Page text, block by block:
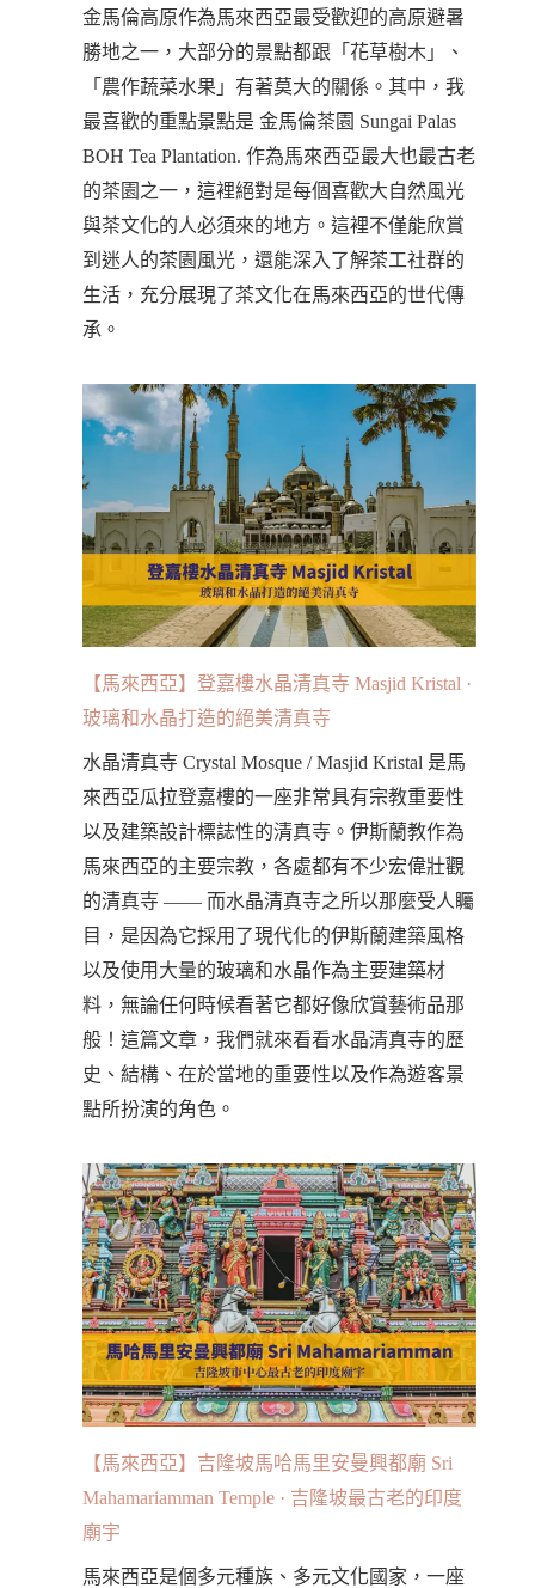
金馬倫高原作為馬來西亞最受歡迎的高原避暑
勝地之一，大部分的景點都跟「花草樹木」、
「農作蔬菜水果」有著莫大的關係。其中，我
最喜歡的重點景點是 金馬倫茶園 Sungai Palas
BOH Tea Plantation. 作為馬來西亞最大也最古老
的茶園之一，這裡絕對是每個喜歡大自然風光
與茶文化的人必須來的地方。這裡不僅能欣賞
到迷人的茶園風光，還能深入了解茶工社群的
生活，充分展現了茶文化在馬來西亞的世代傳
承。
【馬來西亞】登嘉樓水晶清真寺 Masjid Kristal ·
玻璃和水晶打造的絕美清真寺
水晶清真寺 Crystal Mosque / Masjid Kristal 是馬
來西亞瓜拉登嘉樓的一座非常具有宗教重要性
以及建築設計標誌性的清真寺。伊斯蘭教作為
馬來西亞的主要宗教，各處都有不少宏偉壯觀
的清真寺 —— 而水晶清真寺之所以那麼受人矚
目，是因為它採用了現代化的伊斯蘭建築風格
以及使用大量的玻璃和水晶作為主要建築材
料，無論任何時候看著它都好像欣賞藝術品那
般！這篇文章，我們就來看看水晶清真寺的歷
史、結構、在於當地的重要性以及作為遊客景
點所扮演的角色。
【馬來西亞】吉隆坡馬哈馬里安曼興都廟 Sri
Mahamariamman Temple · 吉隆坡最古老的印度
廟宇
馬來西亞是個多元種族、多元文化國家，一座